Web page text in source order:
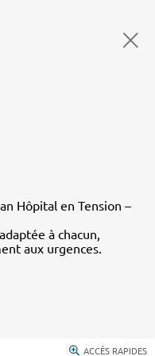
Hôpital en Tension –
à chacun,
aux urgences.
ACCÈS RAPIDES